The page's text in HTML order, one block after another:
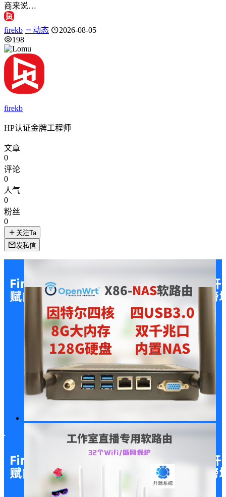
商来说…
firekb 动态
2026-08-05
198
firekb
HP认证金牌工程师
文章
0
评论
0
人气
0
粉丝
0
关注Ta
发私信